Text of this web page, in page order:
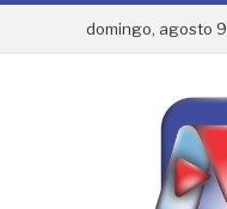
domingo, agosto 9